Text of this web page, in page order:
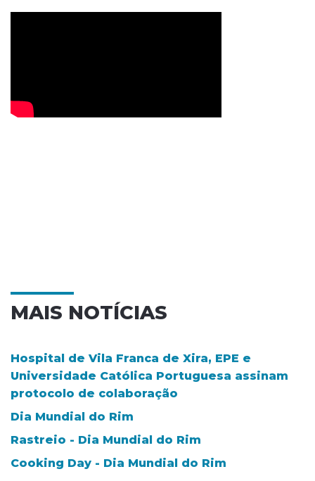
MAIS NOTÍCIAS
Hospital de Vila Franca de Xira, EPE e
Universidade Católica Portuguesa assinam
protocolo de colaboração
Dia Mundial do Rim
Rastreio - Dia Mundial do Rim
Cooking Day - Dia Mundial do Rim